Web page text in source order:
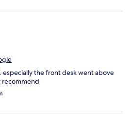
the front desk went above